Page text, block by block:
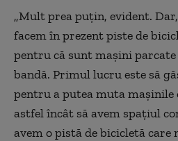
„Mult prea puțin, evident.
facem în prezent piste de
pentru că sunt mașini
bandă. Primul lucru este să
pentru a putea muta mașinile
astfel încât să avem spațiul
avem o pistă de bicicletă care